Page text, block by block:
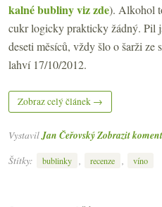
kalné bubliny viz zde). Alkohol
cukr logicky prakticky žádný. Pil
deseti měsíců, vždy šlo o šarži ze
lahví 17/10/2012.
Zobraz celý článek →
Vystavil Jan ČeřovskýZobrazit
Štítky:
bublinky , recenze , víno